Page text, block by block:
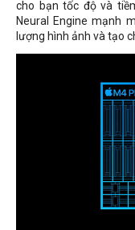
cho bạn tốc độ và
Neural Engine mạnh
lượng hình ảnh và tạo